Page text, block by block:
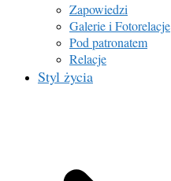
Zapowiedzi
Galerie i Fotorelacje
Pod patronatem
Relacje
Styl życia